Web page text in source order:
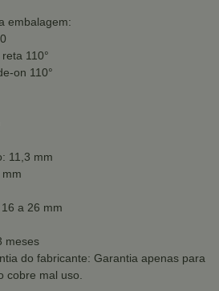
embalagem:
110°
on 110°
11,3 mm
a 26 mm
meses
do fabricante: Garantia apenas para
cobre mal uso.